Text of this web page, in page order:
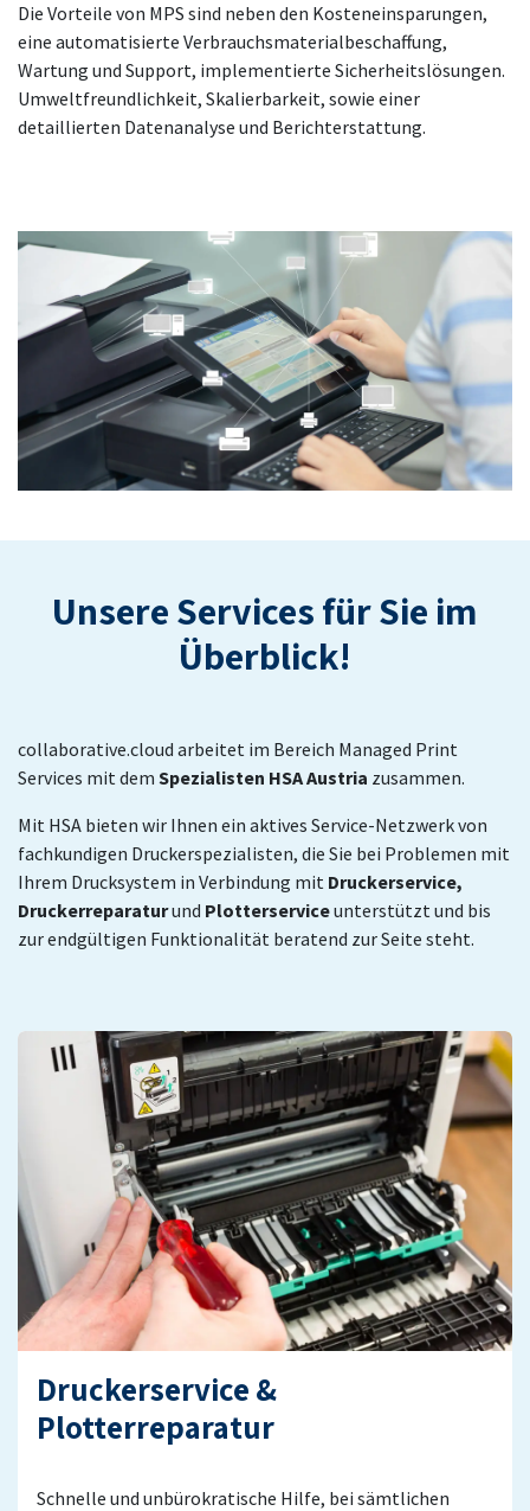
Die Vorteile von MPS sind neben den Kosteneinsparungen,
eine automatisierte Verbrauchsmaterialbeschaffung,
Wartung und Support, implementierte Sicherheitslösungen.
Umweltfreundlichkeit, Skalierbarkeit, sowie einer
detaillierten Datenanalyse und Berichterstattung.
Unsere Services für Sie im
Überblick!
collaborative.cloud arbeitet im Bereich Managed Print
Services mit dem Spezialisten HSA Austria zusammen.
Mit HSA bieten wir Ihnen ein aktives Service-Netzwerk von
fachkundigen Druckerspezialisten, die Sie bei Problemen mit
Ihrem Drucksystem in Verbindung mit Druckerservice,
Druckerreparaturund Plotterserviceunterstützt und bis
zur endgültigen Funktionalität beratend zur Seite steht.
Druckerservice &
Plotterreparatur
Schnelle und unbürokratische Hilfe, bei sämtlichen